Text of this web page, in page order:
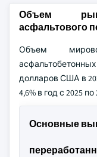
Объем
асфальтового
Объем
долларов США в
4,6% в год с 2025 по
Основные